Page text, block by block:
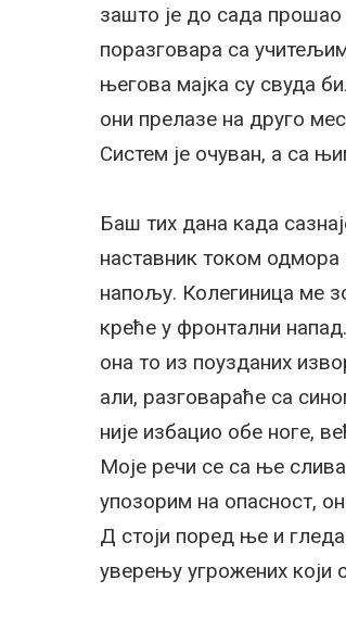
зашто је до сада
поразговара са
његова мајка су свуда
они прелазе на друго
Систем је очуван, а са
Баш тих дана када
наставник током одмора
напољу. Колегиница ме
креће у фронтални
она то из поузданих
али, разговараће са
није избацио обе ноге,
Моје речи се са ње
упозорим на опасност,
Д стоји поред ње и
уверењу угрожених који